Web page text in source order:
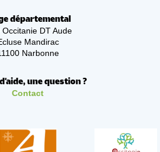
départemental
Occitanie DT Aude
Mandirac
Narbonne
une question ?
Contact